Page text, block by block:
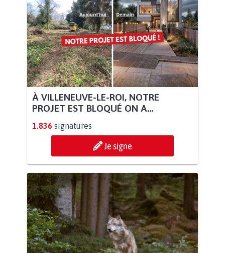
À VILLENEUVE-LE-ROI, NOTRE
PROJET EST BLOQUÉ ON A...
1.836 signatures
Je signe